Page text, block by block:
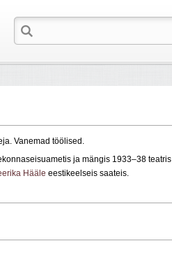
Vanemad töölised.
ja mängis 1933–38 teatris
Hääle eestikeelseis saateis.